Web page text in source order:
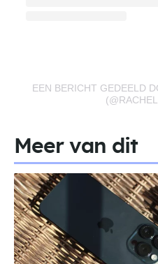
EEN BERICHT GEDEELD
Meer van dit